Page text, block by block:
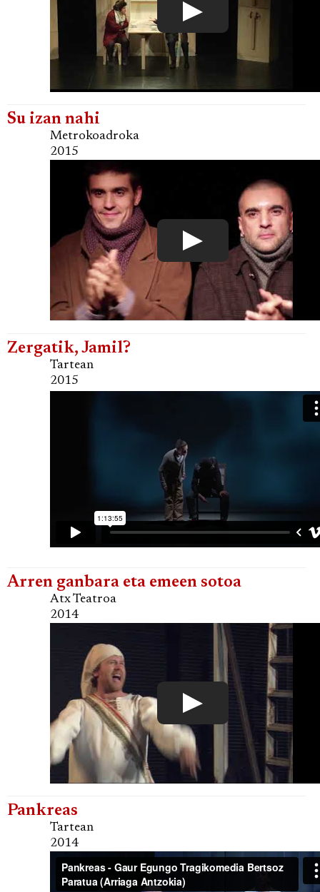
Su izan nahi
Metrokoadroka
2015
Zergatik, Jamil?
Tartean
2015
Arren ganbara eta emeen sotoa
Atx Teatroa
2014
Pankreas
Tartean
2014